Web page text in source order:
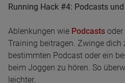
Running Hack #4: Podcasts
Ablenkungen wie Podcasts oder
Training beitragen. Zwinge dich
bestimmten Podcast oder ein
beim Joggen zu hören. So
leichter.